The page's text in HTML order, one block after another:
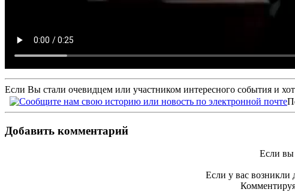
Если Вы стали очевидцем или участником интересного события и
Добавить комментарий
Если вы
Если у вас возникли